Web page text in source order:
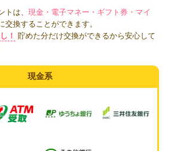
トは、現金・電子マネー・ギフト券・マイ
交換することができます。
！
貯めた分だけ交換ができるから安心して
現金系